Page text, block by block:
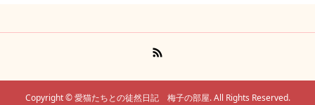
Copyright ©愛猫たちとの徒然日記 梅子の部屋. All Rights Reserved.